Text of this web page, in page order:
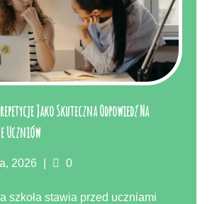
Jako Skuteczna Odpowiedź Na
Uczniów
2026 Komentarze
0
szkoła stawia przed uczniami